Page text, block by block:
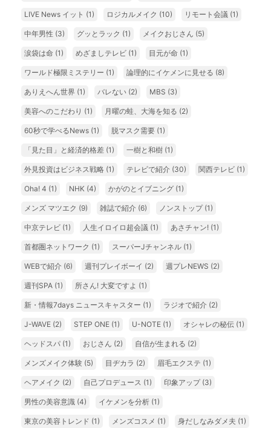
LIVE News イット (1) ロジカルメイク (10) リモート会議 (1)
中年男性 (3) グッとラック (1) メイクおじさん (5)
涙袋は命 (1) めざましテレビ (1) 目元が命 (1)
ワールド極限ミステリー (1) 論理的にイケメンに見せる (8)
ありえへん世界 (1) バレない (2) MBS (3)
美容へのこだわり (1) 月曜の蛙、大海を知る (2)
60秒で学べるNews (1) 脱マスク需要 (1)
「見た目」と経済的格差 (1) 一樹と和樹 (1)
外見投資はビジネス戦略 (1) テレビで紹介 (30) 関西テレビ (1)
Oha! 4 (1) NHK (4) かがのとイブニング (1)
メンズ マツエク (9) 雑誌で紹介 (6) ノンストップ (1)
中京テレビ (1) 人生イロイロ超会議 (1) あさチャン! (1)
首都圏ネットワーク (1) スーパーJチャンネル (1)
WEBで紹介 (6) 週刊プレイボーイ (2) 週プレNEWS (2)
週刊SPA (1) 所さん! 大変ですよ (1)
新・情報7days ニュースキャスター (1) ラジオで紹介 (2)
J-WAVE (2) STEP ONE (1) U-NOTE (1) オシャレの秘伝 (1)
ヘッドスパ (1) おじさん (2) 自信が生まれる (2)
メンズメイク体験 (5) 目ヂカラ (2) 眉毛エクステ (1)
ヘアメイク (2) 自己プロデュース (1) 印象アップ (3)
男性の美容意識 (4) イケメンを分析 (1)
東京の美容トレンド (1) メンズコスメ (1) 身だしなみダメ夫 (1)